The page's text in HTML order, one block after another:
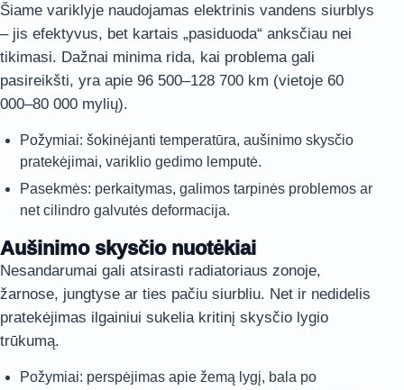
Šiame variklyje naudojamas elektrinis vandens siurblys
– jis efektyvus, bet kartais „pasiduoda“ anksčiau nei
tikimasi. Dažnai minima rida, kai problema gali
pasireikšti, yra apie 96 500–128 700 km (vietoje 60
000–80 000 mylių).
Požymiai: šokinėjanti temperatūra, aušinimo skysčio
pratekėjimai, variklio gedimo lemputė.
Pasekmės: perkaitymas, galimos tarpinės problemos ar
net cilindro galvutės deformacija.
Aušinimo skysčio nuotėkiai
Nesandarumai gali atsirasti radiatoriaus zonoje,
žarnose, jungtyse ar ties pačiu siurbliu. Net ir nedidelis
pratekėjimas ilgainiui sukelia kritinį skysčio lygio
trūkumą.
Požymiai: perspėjimas apie žemą lygį, bala po